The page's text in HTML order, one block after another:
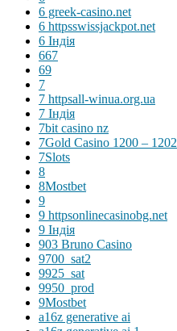
6 greek-casino.net
6 httpsswissjackpot.net
6 Індія
667
69
7
7 httpsall-winua.org.ua
7 Індія
7bit casino nz
7Gold Casino 1200 – 1202
7Slots
8
8Mostbet
9
9 httpsonlinecasinobg.net
9 Індія
903 Bruno Casino
9700_sat2
9925_sat
9950_prod
9Mostbet
a16z generative ai